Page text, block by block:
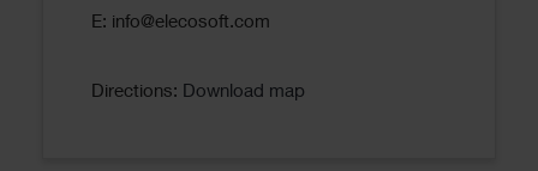
E: info@elecosoft.com
Directions: Download map